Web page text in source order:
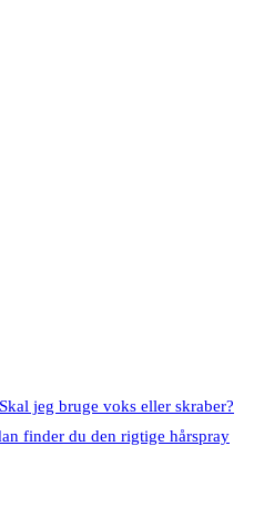
jeg bruge voks eller skraber?
finder du den rigtige hårspray